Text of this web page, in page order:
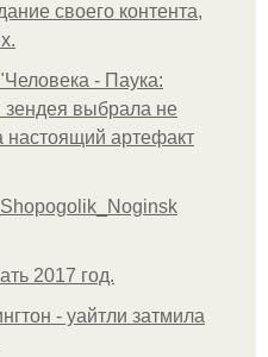
своего контента,
- Паука:
выбрала не
настоящий артефакт
2017 год.
- уайтли затмила